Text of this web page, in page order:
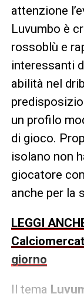
attenzione
Luvumbo è
rossoblù e
interessanti
abilità nel
un profilo
di gioco.
isolano non
giocatore
anche per la
LEGGI
giorno
Il tema